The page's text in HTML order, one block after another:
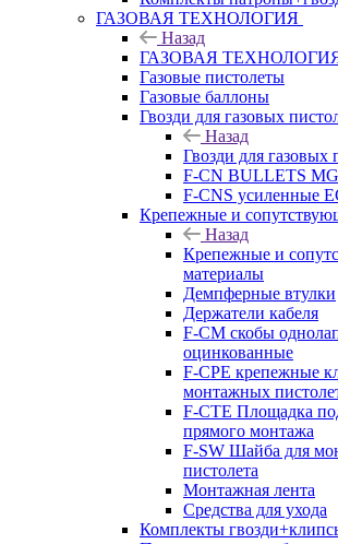
ГАЗОВАЯ ТЕХНОЛОГИЯ
Назад
ГАЗОВАЯ
Газовые пистолеты
Газовые баллоны
Гвозди для газовых
Назад
Гвозди для газовых
F-CN BULLETS MG
F-CNS усиленные
Крепежные и
Назад
Крепежные и
материалы
Демпферные втулки
Держатели кабеля
F-CM скобы
оцинкованные
F-CPE крепежные
монтажных
F-CTE Площадка
прямого монтажа
F-SW Шайба для
пистолета
Монтажная лента
Средства для ухода
Комплекты